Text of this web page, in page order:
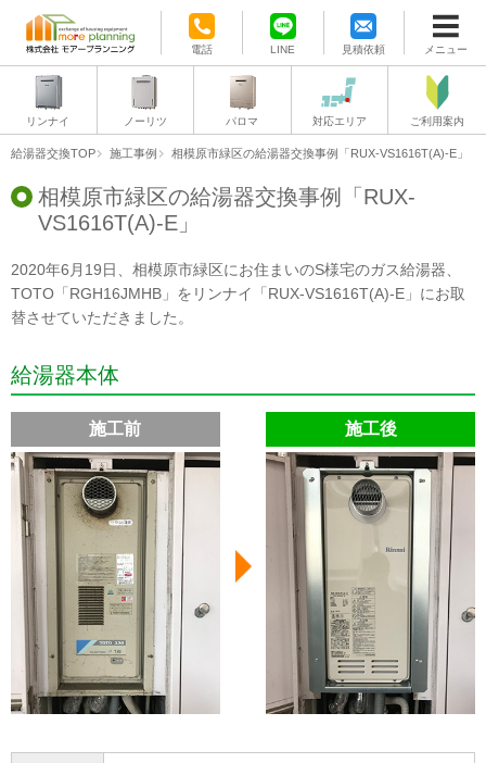
電話 LINE 見積依頼 メニュー
リンナイ ノーリツ パロマ 対応エリア ご利用案内
給湯器交換TOP 施工事例 相模原市緑区の給湯器交換事例「RUX-VS1616T(A)-E」
相模原市緑区の給湯器交換事例「RUX-
VS1616T(A)-E」
2020年6月19日、相模原市緑区にお住まいのS様宅のガス給湯器、
TOTO「RGH16JMHB」をリンナイ「RUX-VS1616T(A)-E」にお取
替させていただきました。
給湯器本体
施工前 施工後